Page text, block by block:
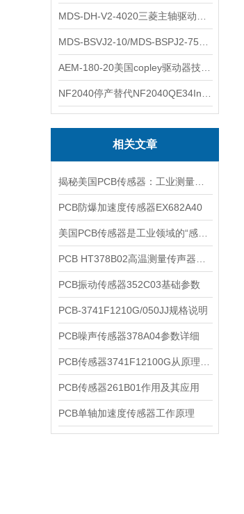
相关文章
PCB防爆加速度传感器EX682A40
PCB振动传感器352C03基础参数
PCB-3741F1210G/050JJ规格说明
PCB噪声传感器378A04参数详细
PCB传感器261B01作用及其应用
PCB单轴加速度传感器工作原理